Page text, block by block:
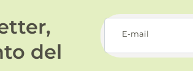
del
E-mail